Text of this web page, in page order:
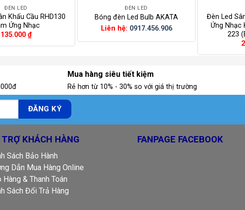
ĐÈN LED
Khấu Cầu RHD130
Ứng Nhạc
135.000 ₫
ĐÈN LED
Bóng đèn Led Bulb AKATA
Liên hệ: 0917.456.906
Đèn Led
Ứng Nhạc
223
Mua hàng siêu tiết kiệm
Rẻ hơn từ 10% - 30% so với giá thị trường
TRỢ KHÁCH HÀNG
Sách Bảo Hành
Dẫn Mua Hàng Online
Hàng & Thanh Toán
Sách Đổi Trả Hàng
FANPAGE FACEBOOK